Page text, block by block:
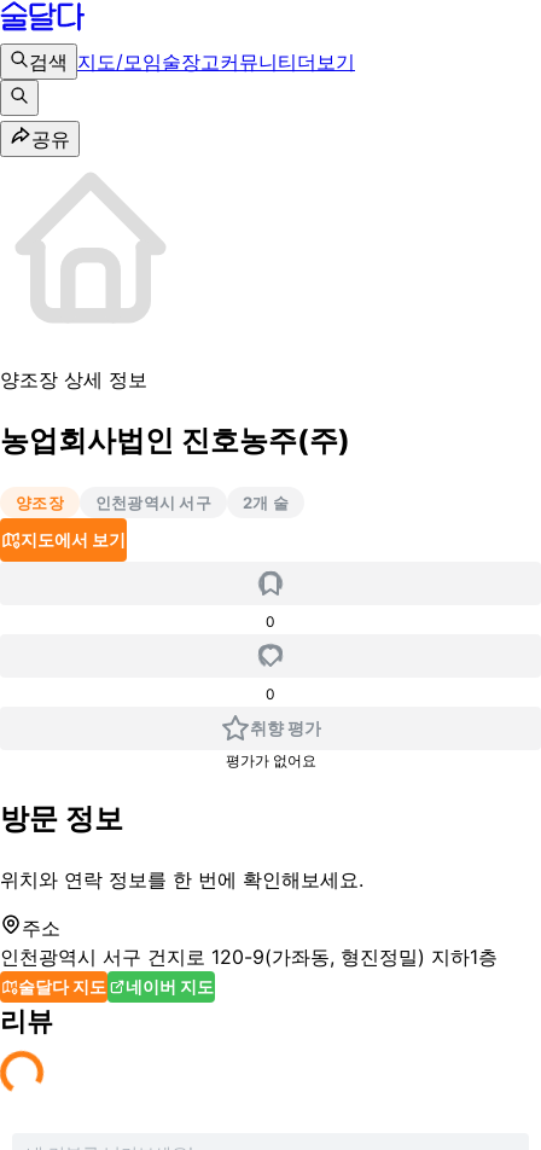
검색 지도/모임술장고커뮤니티더보기
공유
양조장 상세 정보
농업회사법인 진호농주(주)
양조장 인천광역시 서구 2개 술
지도에서 보기
0
0
취향 평가
평가가 없어요
방문 정보
위치와 연락 정보를 한 번에 확인해보세요.
주소
인천광역시 서구 건지로 120-9(가좌동, 형진정밀) 지하1층
술달다 지도 네이버 지도
리뷰